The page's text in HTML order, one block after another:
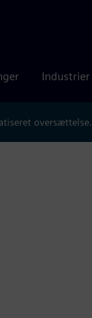
Industrier
oversættelse.